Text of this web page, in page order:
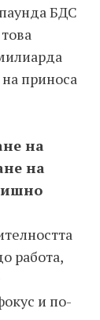
БДС
приноса
на
на
работа,
и по-